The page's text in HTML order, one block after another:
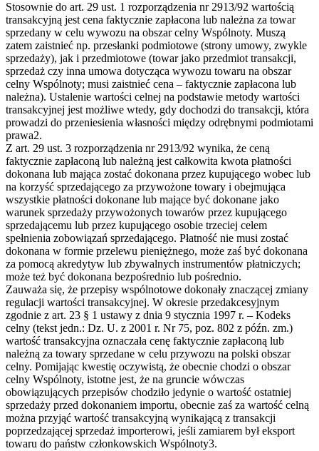
Stosownie do art. 29 ust. 1 rozporządzenia nr 2913/92 wartością
transakcyjną jest cena faktycznie zapłacona lub należna za towar
sprzedany w celu wywozu na obszar celny Wspólnoty. Muszą
zatem zaistnieć np. przesłanki podmiotowe (strony umowy, zwykle
sprzedaży), jak i przedmiotowe (towar jako przedmiot transakcji,
sprzedaż czy inna umowa dotycząca wywozu towaru na obszar
celny Wspólnoty; musi zaistnieć cena – faktycznie zapłacona lub
należna). Ustalenie wartości celnej na podstawie metody wartości
transakcyjnej jest możliwe wtedy, gdy dochodzi do transakcji, która
prowadzi do przeniesienia własności między odrębnymi podmiotami
prawa2.
Z art. 29 ust. 3 rozporządzenia nr 2913/92 wynika, że ceną
faktycznie zapłaconą lub należną jest całkowita kwota płatności
dokonana lub mająca zostać dokonana przez kupującego wobec lub
na korzyść sprzedającego za przywożone towary i obejmująca
wszystkie płatności dokonane lub mające być dokonane jako
warunek sprzedaży przywożonych towarów przez kupującego
sprzedającemu lub przez kupującego osobie trzeciej celem
spełnienia zobowiązań sprzedającego. Płatność nie musi zostać
dokonana w formie przelewu pieniężnego, może zaś być dokonana
za pomocą akredytyw lub zbywalnych instrumentów płatniczych;
może też być dokonana bezpośrednio lub pośrednio.
Zauważa się, że przepisy wspólnotowe dokonały znaczącej zmiany
regulacji wartości transakcyjnej. W okresie przedakcesyjnym
zgodnie z art. 23 § 1 ustawy z dnia 9 stycznia 1997 r. – Kodeks
celny (tekst jedn.: Dz. U. z 2001 r. Nr 75, poz. 802 z późn. zm.)
wartość transakcyjna oznaczała cenę faktycznie zapłaconą lub
należną za towary sprzedane w celu przywozu na polski obszar
celny. Pomijając kwestię oczywistą, że obecnie chodzi o obszar
celny Wspólnoty, istotne jest, że na gruncie wówczas
obowiązujących przepisów chodziło jedynie o wartość ostatniej
sprzedaży przed dokonaniem importu, obecnie zaś za wartość celną
można przyjąć wartość transakcyjną wynikającą z transakcji
poprzedzającej sprzedaż importerowi, jeśli zamiarem był eksport
towaru do państw członkowskich Wspólnoty3.